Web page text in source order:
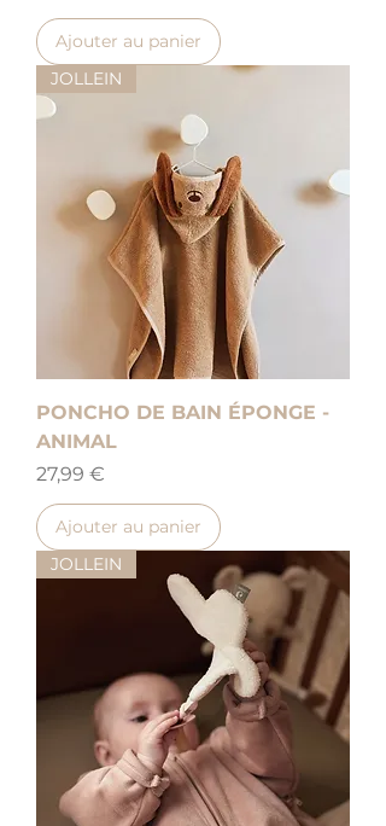
Ajouter au panier
JOLLEIN
PONCHO DE BAIN ÉPONGE -
ANIMAL
Prix
27,99 €
Ajouter au panier
JOLLEIN